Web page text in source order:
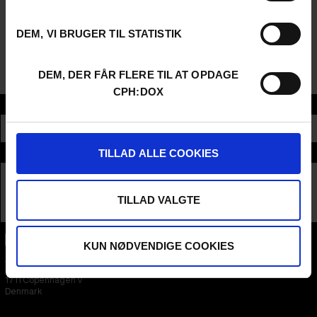
DEM, VI BRUGER TIL STATISTIK
DEM, DER FÅR FLERE TIL AT OPDAGE
CPH:DOX
TILLAD ALLE COOKIES
TILLAD VALGTE
KUN NØDVENDIGE COOKIES
Eventet præsenteres i samarbejde med Cinemateket og Det
Danske Filminstituts formidlingsprojekt Norden på film.
Samarbejdspartnere
Flæsketorvet 60, 3s
1711Copenhagen V
Denmark